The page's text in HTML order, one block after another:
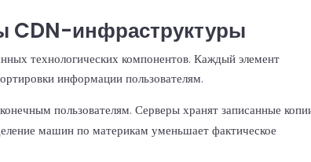
CDN-инфраструктуры
технологических компонентов. Каждый элемент
информации пользователям.
пользователям. Серверы хранят записанные
машин по материкам уменьшает фактическое